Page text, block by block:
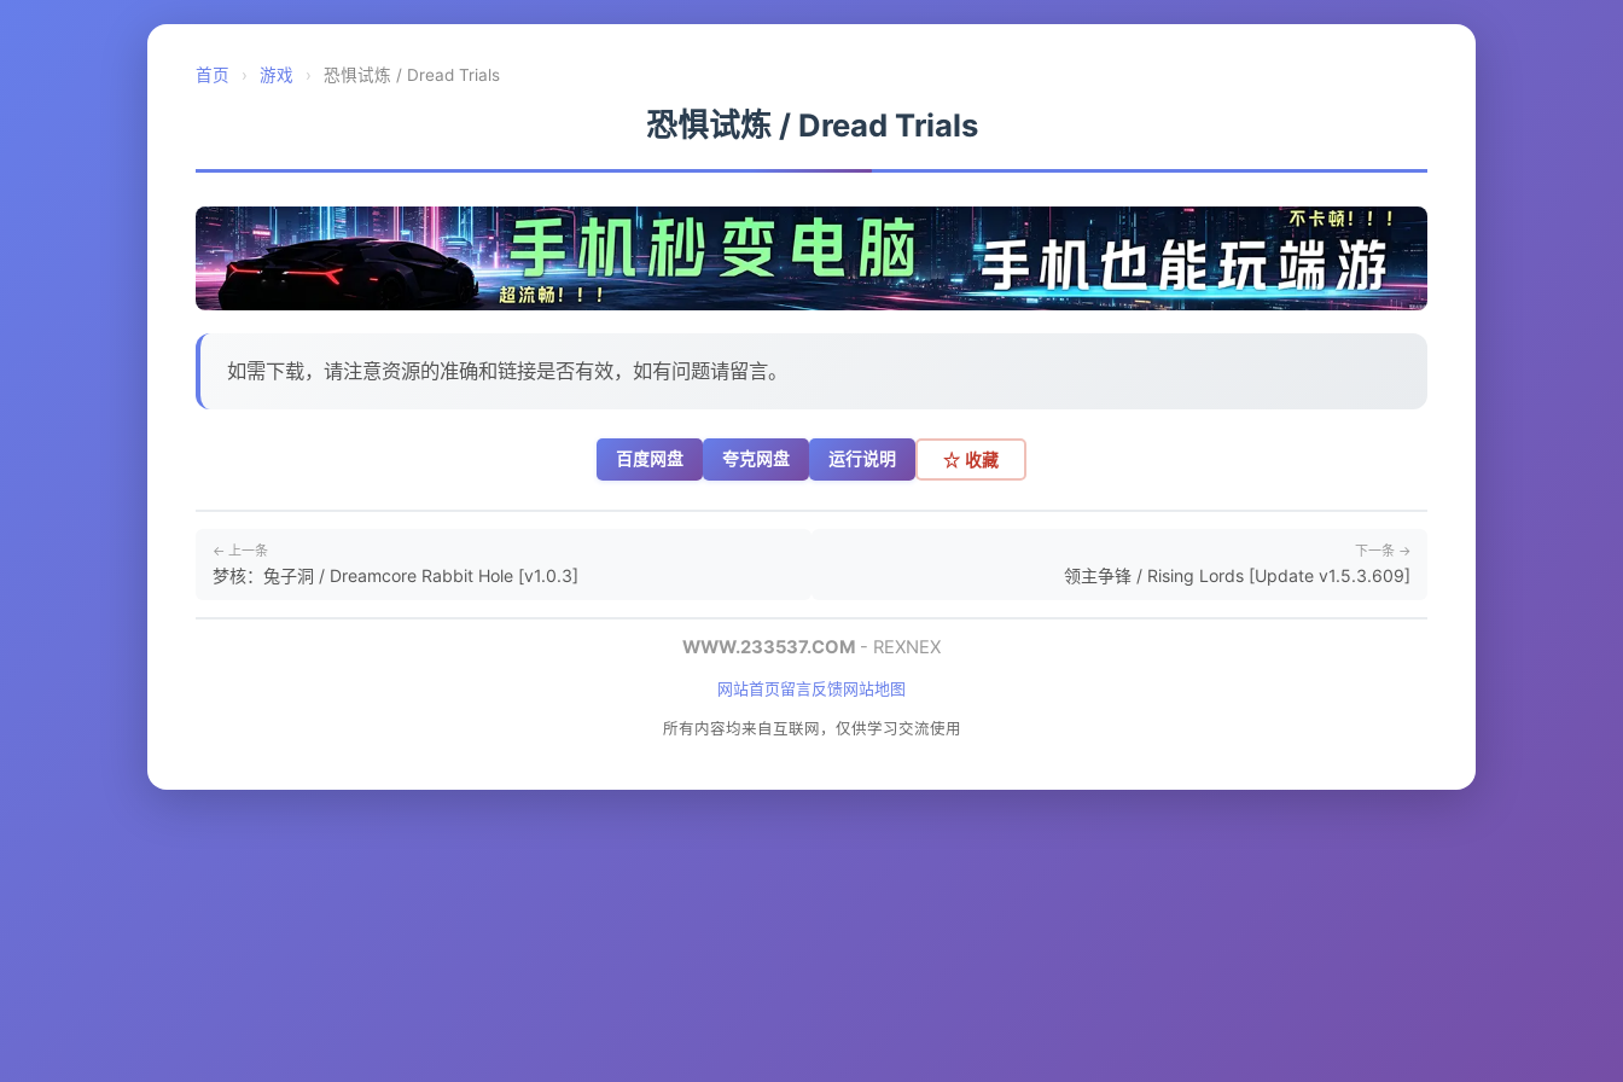
首页 › 游戏 › 恐惧试炼 / Dread Trials
恐惧试炼 / Dread Trials
如需下载，请注意资源的准确和链接是否有效，如有问题请留言。
百度网盘 夸克网盘 运行说明 ☆ 收藏
← 上一条
梦核：兔子洞 / Dreamcore Rabbit Hole [v1.0.3]
下一条 →
领主争锋 / Rising Lords [Update v1.5.3.609]
WWW.233537.COM - REXNEX
网站首页留言反馈网站地图
所有内容均来自互联网，仅供学习交流使用